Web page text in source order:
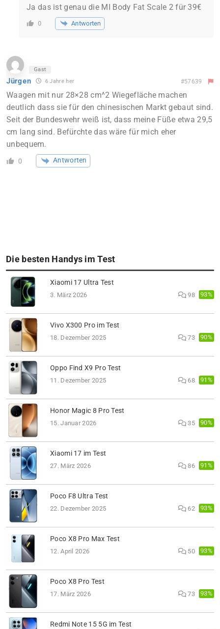
Ja das ist genau die MI Body Fat Scale 2 für 39€
0 Antworten
Gast
Jürgen 6 Jahre her #57639
Waagen mit nur 28×28 cm^2 Wiegefläche machen
deutlich dass sie für den chinesischen Markt gebaut sind.
Seit der Bundeswehr weiß ist, dass meine Füße etwa 29,5
cm lang sind. Befürchte das wäre für mich eher
unbequem.
0 Antworten
Die besten Handys im Test
Xiaomi 17 Ultra Test
3. März 2026 98 93%
Vivo X300 Pro im Test
18. Dezember 2025 73 90%
Oppo Find X9 Pro Test
11. Dezember 2025 68 91%
Honor Magic 8 Pro Test
15. Januar 2026 35 90%
Xiaomi 17 im Test
27. März 2026 86 91%
Poco F8 Ultra Test
22. Dezember 2025 62 93%
Poco X8 Pro Max Test
12. April 2026 50 93%
Poco X8 Pro Test
17. März 2026 73 93%
Redmi Note 15 5G im Test